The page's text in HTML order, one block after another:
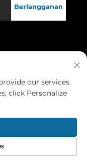
Berlangganan
Distrik
HUBUNGI
our services.
click Personalize